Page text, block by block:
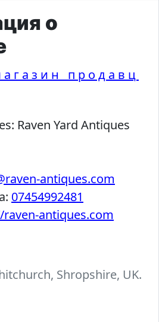
о
продавц
Raven Yard Antiques
antiques.com
07454992481
antiques.com
Shropshire, UK.